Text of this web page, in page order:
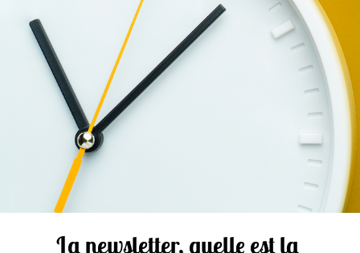
La newsletter, quelle est la